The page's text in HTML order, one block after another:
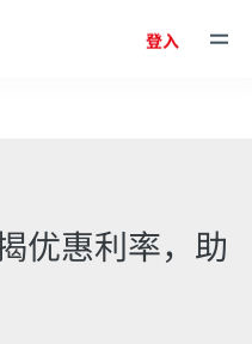
登入
优惠利率，助